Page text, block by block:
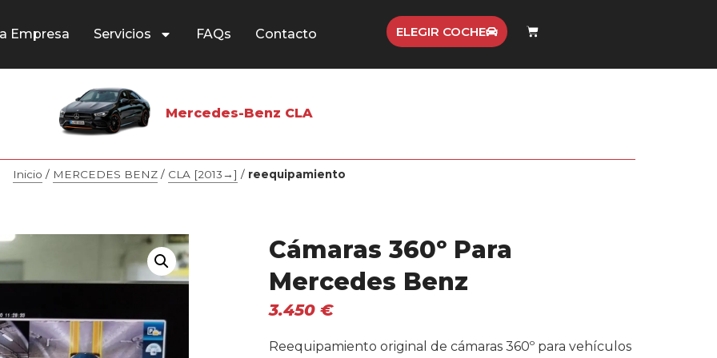
Empresa Servicios FAQs Contacto ELEGIR COCHE
Mercedes-Benz CLA
Inicio / MERCEDES BENZ / CLA [2013→] / reequipamiento
Cámaras 360º Para
Mercedes Benz
3.450€
Reequipamiento original de cámaras 360º para vehículos